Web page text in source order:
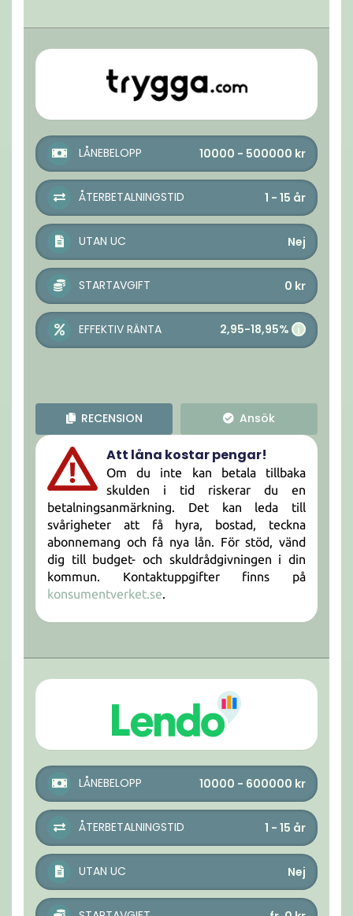
LÅNEBELOPP 10000 - 500000 kr
ÅTERBETALNINGSTID 1 - 15 år
UTAN UC Nej
STARTAVGIFT 0 kr
EFFEKTIV RÄNTA 2,95-18,95% i
RECENSION Ansök
Att låna kostar pengar!
Om du inte kan betala tillbaka
skulden i tid riskerar du en
betalningsanmärkning. Det kan leda till
svårigheter att få hyra, bostad, teckna
abonnemang och få nya lån. För stöd, vänd
dig till budget- och skuldrådgivningen i din
kommun. Kontaktuppgifter finns på
konsumentverket.se.
LÅNEBELOPP 10000 - 600000 kr
ÅTERBETALNINGSTID 1 - 15 år
UTAN UC Nej